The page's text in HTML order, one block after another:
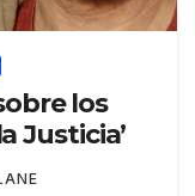
los
Justicia’